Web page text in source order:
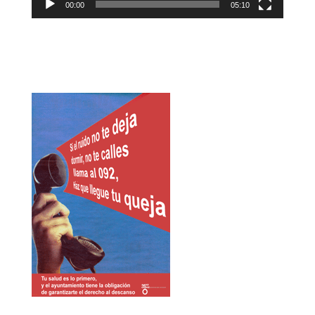
00:00 05:10